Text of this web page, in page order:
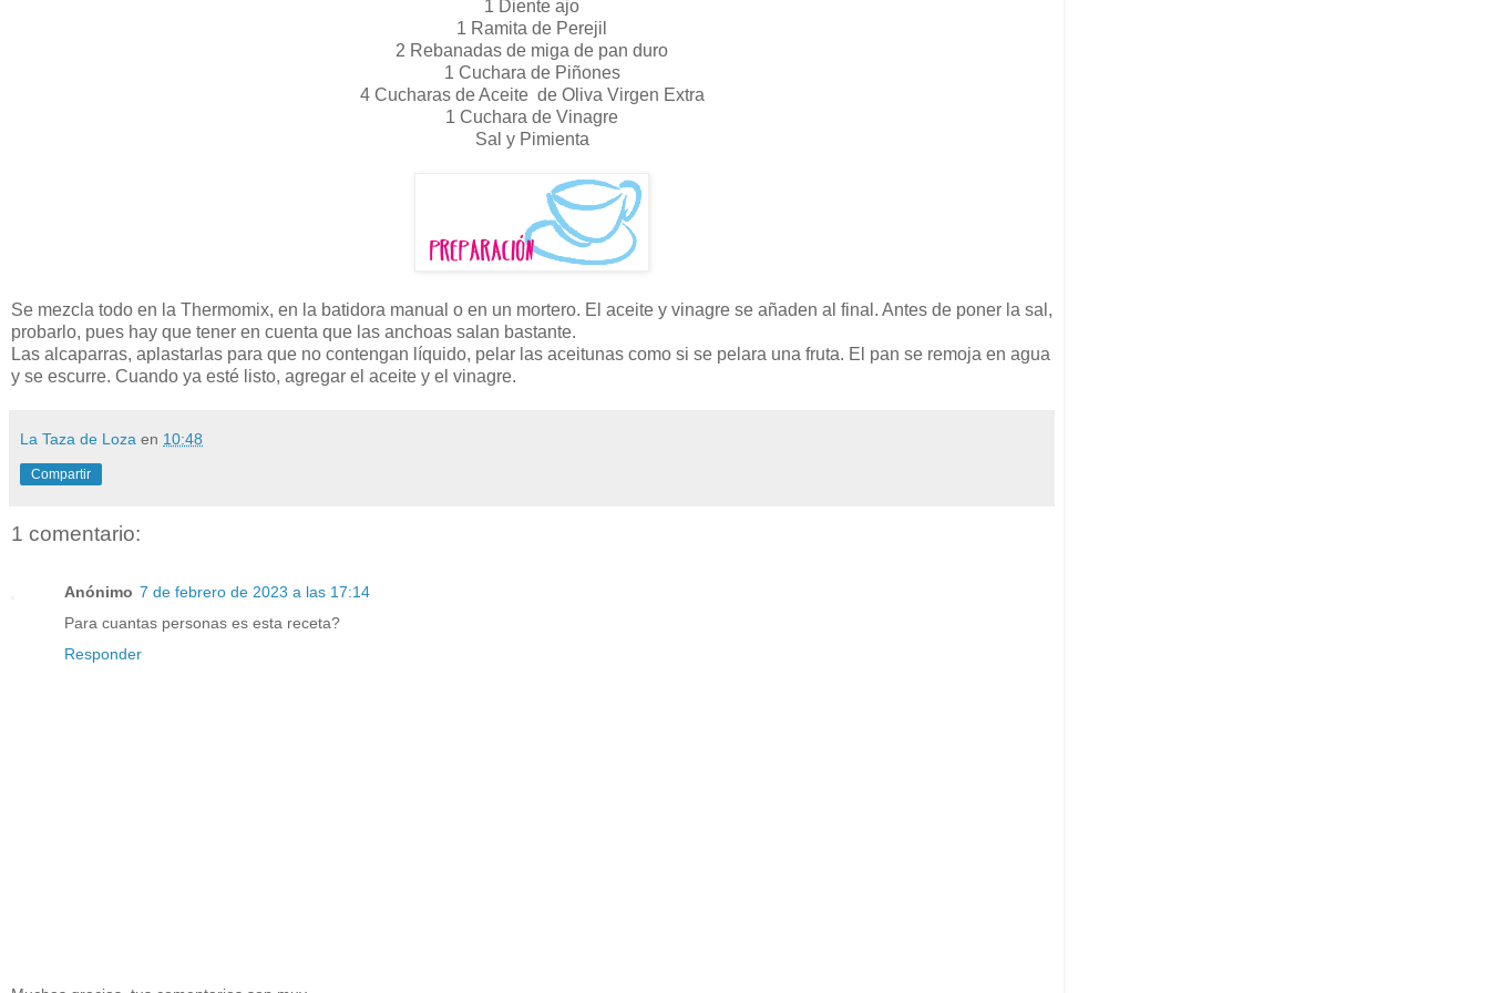
1 Diente ajo
1 Ramita de Perejil
2 Rebanadas de miga de pan duro
1 Cuchara de Piñones
4 Cucharas de Aceite de Oliva Virgen Extra
1 Cuchara de Vinagre
Sal y Pimienta
Se mezcla todo en la Thermomix, en la batidora manual o en un mortero. El aceite y vinagre se añaden al final. Antes de poner la sal,
probarlo, pues hay que tener en cuenta que las anchoas salan bastante.
Las alcaparras, aplastarlas para que no contengan líquido, pelar las aceitunas como si se pelara una fruta. El pan se remoja en agua
y se escurre. Cuando ya esté listo, agregar el aceite y el vinagre.
La Taza de Loza en 10:48
Compartir
1 comentario:
Anónimo 7 de febrero de 2023 a las 17:14
Para cuantas personas es esta receta?
Responder